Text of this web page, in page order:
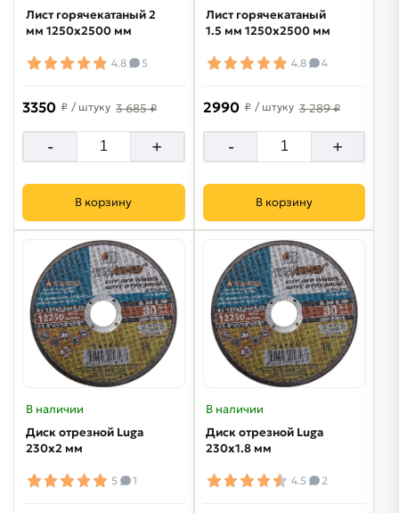
Лист горячекатаный 2
мм 1250х2500 мм
4.8 5
3350 ₽ / штуку 3 685 ₽
- +
В корзину
Лист горячекатаный
1.5 мм 1250х2500 мм
4.8 4
2990 ₽ / штуку 3 289 ₽
- +
В корзину
В наличии
Диск отрезной Luga
230х2 мм
5 1
В наличии
Диск отрезной Luga
230х1.8 мм
4.5 2